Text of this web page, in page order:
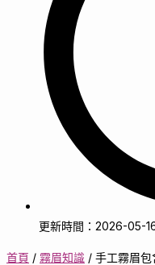
更新時間：2026-05-
首頁 / 霧眉知識 / 手工霧眉包